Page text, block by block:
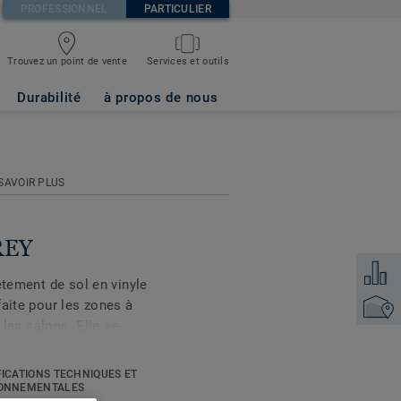
PROFESSIONNEL PARTICULIER
Trouvez un point de vente Services et outils
Durabilité à propos de nous
Points
PLUS
de sol en vinyle
pour les zones à
votre sol est
entretenir. La
TECHNIQUES ET